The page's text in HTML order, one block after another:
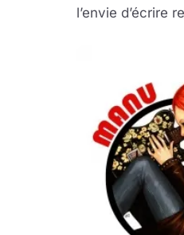
l’envie d’écrire